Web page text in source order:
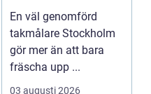
livslängd och
höjer värdet på
huset
En väl genomförd
takmålare Stockholm
gör mer än att bara
fräscha upp ...
03 augusti 2026